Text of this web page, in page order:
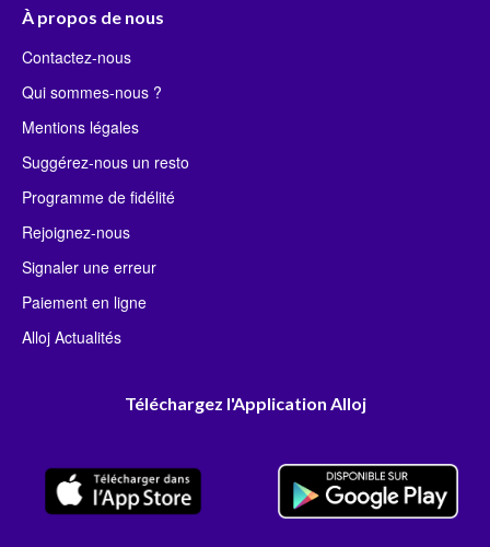
À propos de nous
Contactez-nous
Qui sommes-nous ?
Mentions légales
Suggérez-nous un resto
Programme de fidélité
Rejoignez-nous
Signaler une erreur
Paiement en ligne
Alloj Actualités
Téléchargez l'Application Alloj